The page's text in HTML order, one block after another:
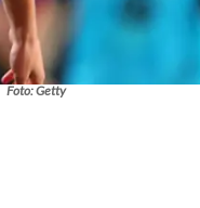
Foto: Getty